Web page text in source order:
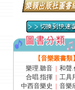
【音樂叢書類】
樂理.聽音
和聲
合唱.指揮
工具
中西音樂史
音樂